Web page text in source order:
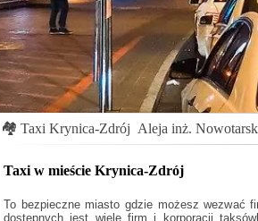
🏘 Taxi Krynica-Zdrój Aleja inż.
Taxi w mieście Krynica-Zdrój
To bezpieczne miasto gdzie możesz wezwać
dostępnych jest wiele firm i korporacji